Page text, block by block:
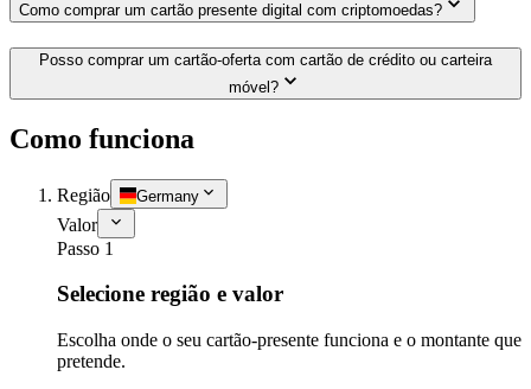
Como comprar um cartão presente digital com criptomoedas?
Posso comprar um cartão-oferta com cartão de crédito ou carteira
móvel?
Como funciona
Região Germany
Valor
Passo 1
Selecione região e valor
Escolha onde o seu cartão-presente funciona e o montante que
pretende.